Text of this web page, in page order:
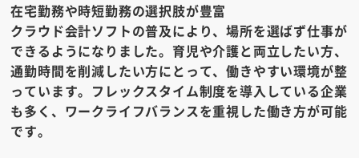
在宅勤務や時短勤務の選択肢が豊富
クラウド会計ソフトの普及により、場所を選ばず仕事が
できるようになりました。育児や介護と両立したい方、
通勤時間を削減したい方にとって、働きやすい環境が整
っています。フレックスタイム制度を導入している企業
も多く、ワークライフバランスを重視した働き方が可能
です。